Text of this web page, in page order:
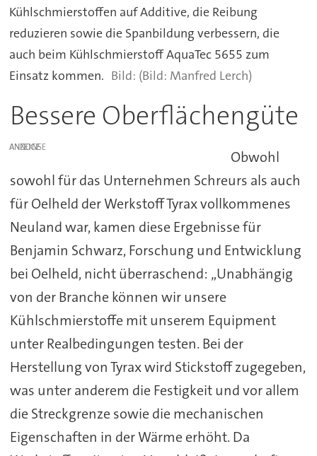
Kühlschmierstoffen auf Additive, die Reibung
reduzieren sowie die Spanbildung verbessern, die
auch beim Kühlschmierstoff AquaTec 5655 zum
Einsatz kommen.
(Bild: Manfred Lerch)
Bessere Oberflächengüte
ANZEIGE
Obwohl
sowohl für das Unternehmen Schreurs als auch
für Oelheld der Werkstoff Tyrax vollkommenes
Neuland war, kamen diese Ergebnisse für
Benjamin Schwarz, Forschung und Entwicklung
bei Oelheld, nicht überraschend: „Unabhängig
von der Branche können wir unsere
Kühlschmierstoffe mit unserem Equipment
unter Realbedingungen testen. Bei der
Herstellung von Tyrax wird Stickstoff zugegeben,
was unter anderem die Festigkeit und vor allem
die Streckgrenze sowie die mechanischen
Eigenschaften in der Wärme erhöht. Da